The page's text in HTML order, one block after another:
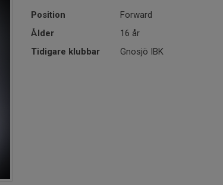
Position
Forward
Ålder
16 år
Tidigare klubbar
Gnosjö IBK